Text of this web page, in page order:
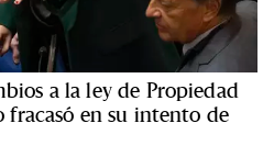
a la ley de Propiedad
fracasó en su intento de